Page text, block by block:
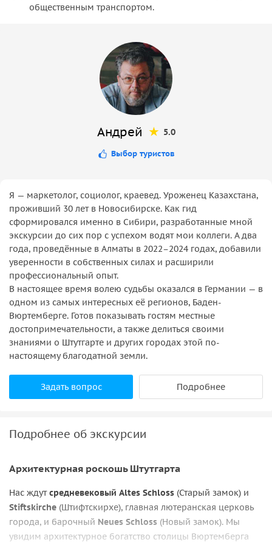
общественным транспортом.
Андрей 5.0
Выбор туристов
Я — маркетолог, социолог, краевед. Уроженец Казахстана,
проживший 30 лет в Новосибирске. Как гид
сформировался именно в Сибири, разработанные мной
экскурсии до сих пор с успехом водят мои коллеги. А два
года, проведённые в Алматы в 2022–2024 годах, добавили
уверенности в собственных силах и расширили
профессиональный опыт.
В настоящее время волею судьбы оказался в Германии — в
одном из самых интересных её регионов, Баден-
Вюртемберге. Готов показывать гостям местные
достопримечательности, а также делиться своими
знаниями о Штутгарте и других городах этой по-
настоящему благодатной земли.
Задать вопрос Подробнее
Подробнее об экскурсии
Архитектурная роскошь Штутгарта
Нас ждутсредневековый Altes Schloss (Старый замок) и
Stiftskirche (Штифтскирхе), главная лютеранская церковь
города, и барочный Neues Schloss (Новый замок). Мы
увидим архитектурное богатство столицы Вюртемберга